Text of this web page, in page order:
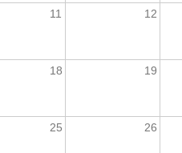
11 12
18 19
25 26